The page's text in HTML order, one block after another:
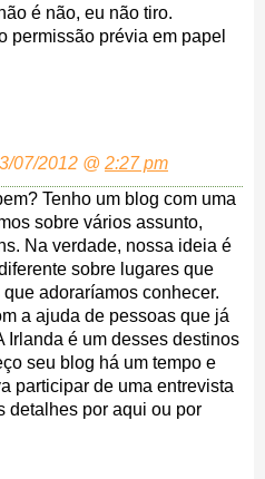
é não, eu não tiro.
permissão prévia em papel
07/2012 @ 2:27 pm
Tenho um blog com uma
sobre vários assunto,
Na verdade, nossa ideia é
sobre lugares que
adoraríamos conhecer.
a ajuda de pessoas que já
Irlanda é um desses destinos
seu blog há um tempo e
participar de uma entrevista
detalhes por aqui ou por